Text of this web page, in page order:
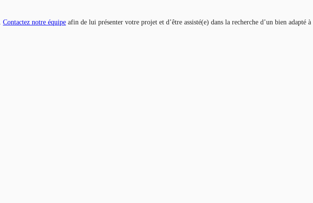
Contactez notre équipe afin de lui présenter votre projet et d’être assisté(e) dans la recherche d’un bien adapté à